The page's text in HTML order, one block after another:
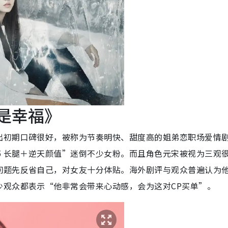
福》
期口碑很好，被称为节奏明快、甜度高的姐弟恋职场爱情
腿＋逆天颜值”迷倒不少女粉。而且角色元宋被视为三观
先反省自己，对女友十分体贴。海外剧评与观众普遍认为
众都表示“他非常会带来心动感，会为这对CP买单”。